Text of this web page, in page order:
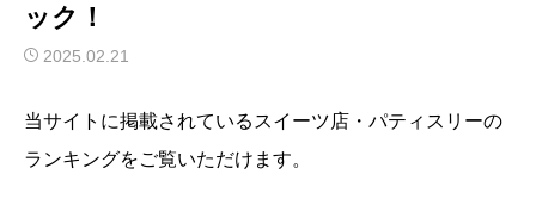
ック！
2025.02.21
当サイトに掲載されているスイーツ店・パティスリーの
ランキングをご覧いただけます。